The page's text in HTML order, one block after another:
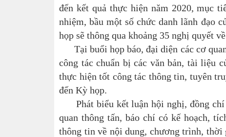
đến kết quả thực hiện năm 2020, mục
nhiệm, bầu một số chức danh lãnh đạo
họp sẽ thông qua khoảng 35 nghị quyết
Tại buổi họp báo, đại diện các cơ
công tác chuẩn bị các văn bản, tài liệu
thực hiện tốt công tác thông tin, tuyên
đến Kỳ họp.
Phát biểu kết luận hội nghị, đồng chí
quan thông tấn, báo chí có kế hoạch,
thông tin về nội dung, chương trình,